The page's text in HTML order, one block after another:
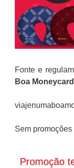
Fonte e
Boa Moneycard
Sem
Promoção